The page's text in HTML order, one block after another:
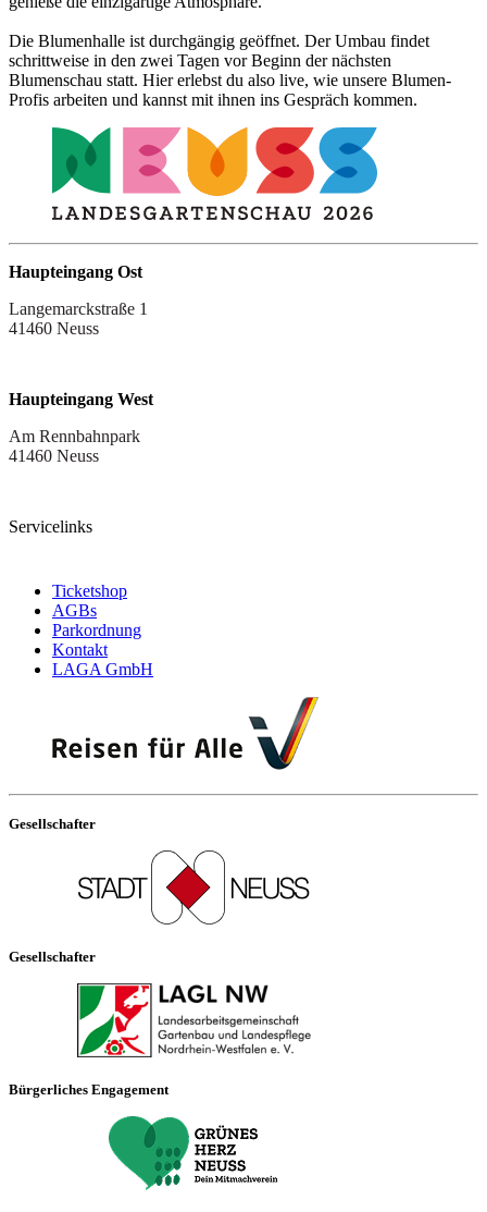
Die Blumenhalle ist durchgängig geöffnet. Der Umbau findet
schrittweise in den zwei Tagen vor Beginn der nächsten
Blumenschau statt. Hier erlebst du also live, wie unsere Blumen-
Profis arbeiten und kannst mit ihnen ins Gespräch kommen.
Haupteingang Ost
Langemarckstraße 1
41460 Neuss
Haupteingang West
Am Rennbahnpark
41460 Neuss
Servicelinks
Ticketshop
AGBs
Parkordnung
Kontakt
LAGA GmbH
Gesellschafter
Gesellschafter
Bürgerliches Engagement